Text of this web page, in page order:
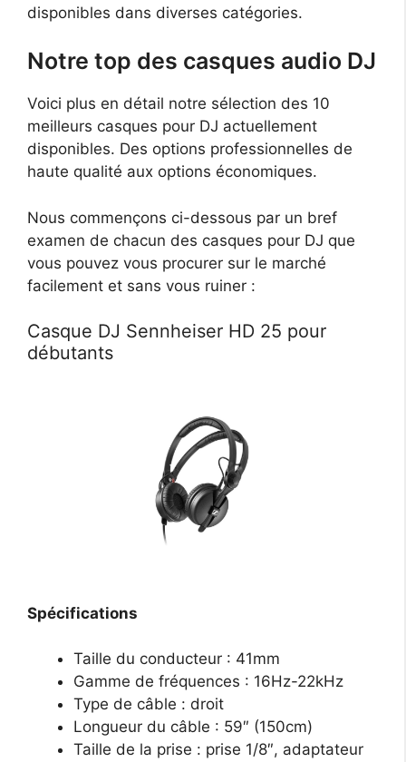
disponibles dans diverses catégories.
Notre top des casques audio DJ
Voici plus en détail notre sélection des 10
meilleurs casques pour DJ actuellement
disponibles. Des options professionnelles de
haute qualité aux options économiques.
Nous commençons ci-dessous par un bref
examen de chacun des casques pour DJ que
vous pouvez vous procurer sur le marché
facilement et sans vous ruiner :
Casque DJ Sennheiser HD 25 pour
débutants
Spécifications
Taille du conducteur : 41mm
Gamme de fréquences : 16Hz-22kHz
Type de câble : droit
Longueur du câble : 59″ (150cm)
Taille de la prise : prise 1/8″, adaptateur